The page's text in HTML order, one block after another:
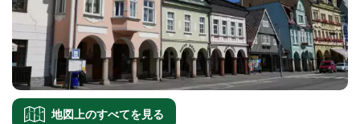
地図上のすべてを見る